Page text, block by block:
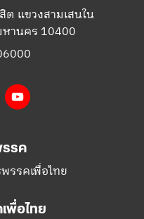
แขวงสามเสนใน
านคร 10400
Twitter
รรค
รรคเพื่อไทย
พื่อไทย